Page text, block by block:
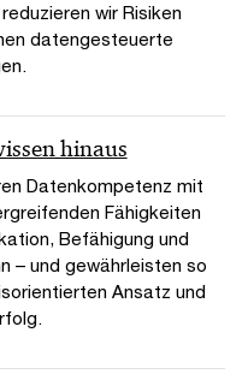
wir Risiken
datengesteuerte
hinaus
Datenkompetenz mit
Fähigkeiten
Befähigung und
– und gewährleisten so
Ansatz und